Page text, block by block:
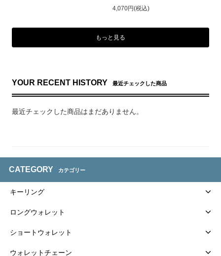
4,070円(税込)
もっと見る
YOUR RECENT HISTORY 最近チェックした商品
最近チェックした商品はまだありません。
CATEGORY カテゴリー
キーリング
ロングウォレット
ショートウォレット
ウォレットチェーン